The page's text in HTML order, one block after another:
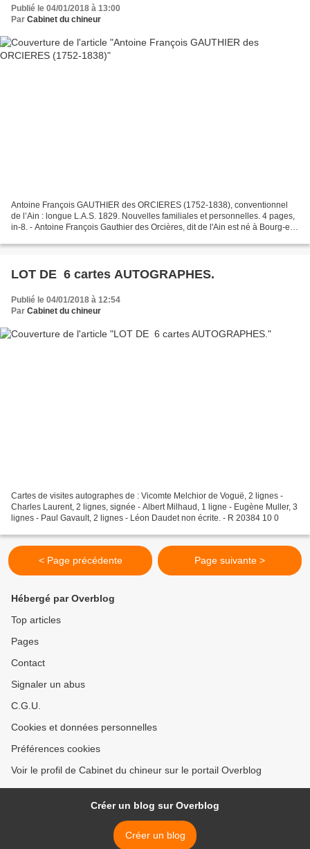
Publié le 04/01/2018 à 13:00
Par Cabinet du chineur
Antoine François GAUTHIER des ORCIERES (1752-1838), conventionnel
de l’Ain : longue L.A.S. 1829. Nouvelles familiales et personnelles. 4 pages,
in-8. - Antoine François Gauthier des Orcières, dit de l'Ain est né à Bourg-en-
LOT DE 6 cartes AUTOGRAPHES.
Publié le 04/01/2018 à 12:54
Par Cabinet du chineur
Cartes de visites autographes de : Vicomte Melchior de Voguë, 2 lignes -
Charles Laurent, 2 lignes, signée - Albert Milhaud, 1 ligne - Eugène Muller, 3
lignes - Paul Gavault, 2 lignes - Léon Daudet non écrite. - R 20384 10 0
< Page précédente Page suivante >
Hébergé par Overblog
Top articles
Pages
Contact
Signaler un abus
C.G.U.
Cookies et données personnelles
Préférences cookies
Voir le profil de Cabinet du chineur sur le portail Overblog
Créer un blog sur Overblog
Créer un blog